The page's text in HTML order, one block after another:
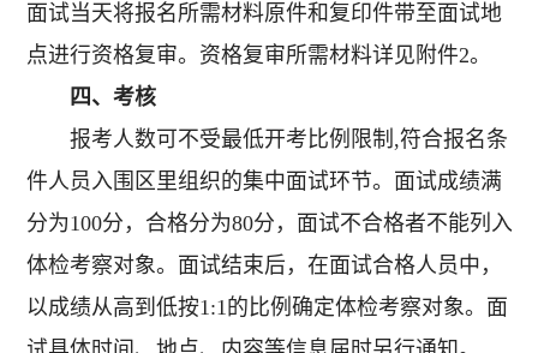
面试当天将报名所需材料原件和复印件带至面试地
点进行资格复审。资格复审所需材料详见附件2。
四、考核
报考人数可不受最低开考比例限制,符合报名条
件人员入围区里组织的集中面试环节。面试成绩满
分为100分，合格分为80分，面试不合格者不能列入
体检考察对象。面试结束后，在面试合格人员中，
以成绩从高到低按1:1的比例确定体检考察对象。面